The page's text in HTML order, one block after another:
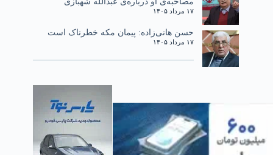
۱۷ مرداد ۱۴۰۵
حسن هانی‌زاده: پیمان مکه خطرناک است
۱۷ مرداد ۱۴۰۵